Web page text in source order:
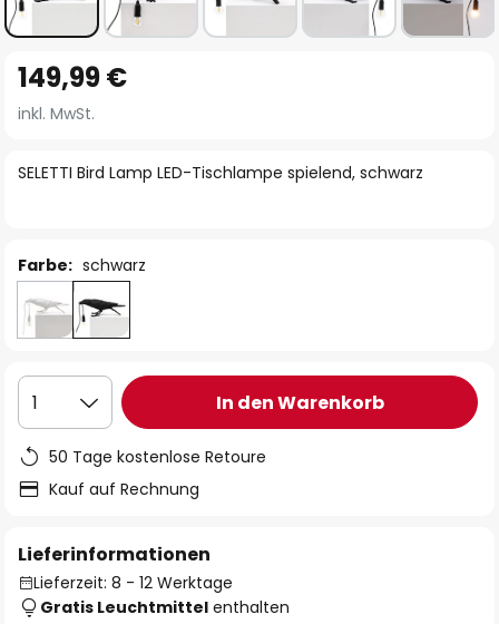
Anfang
der
springen
SELETTI Bird Lamp LED-Tischlampe spielend, schwarz
149,99 €
inkl. MwSt.
Farbe: schwarz
1 In den Warenkorb
50 Tage kostenlose Retoure
Kauf auf Rechnung
Lieferinformationen
Lieferzeit: 8 - 12 Werktage
Gratis Leuchtmittel enthalten